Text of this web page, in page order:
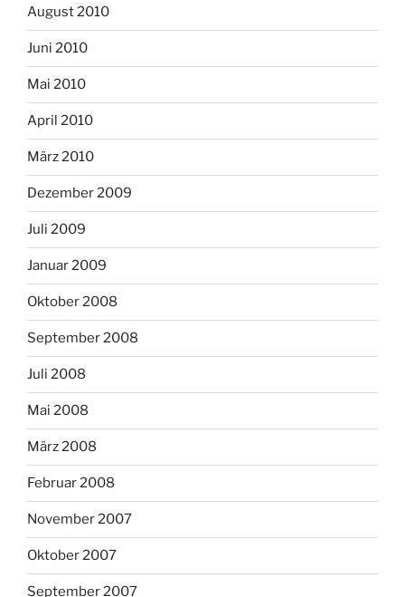
August 2010
Juni 2010
Mai 2010
April 2010
März 2010
Dezember 2009
Juli 2009
Januar 2009
Oktober 2008
September 2008
Juli 2008
Mai 2008
März 2008
Februar 2008
November 2007
Oktober 2007
September 2007